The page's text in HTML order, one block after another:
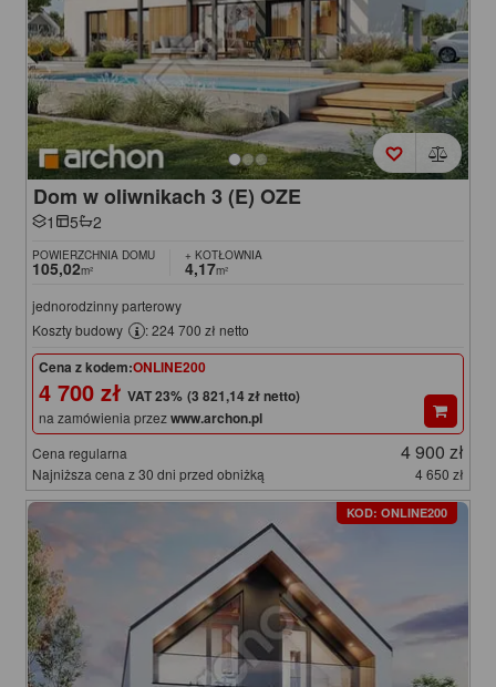
Dom w oliwnikach 3 (E) OZE
1 5 2
POWIERZCHNIA DOMU
105,02m²
+ KOTŁOWNIA
4,17m²
jednorodzinny parterowy
Koszty budowy
: 224 700 zł netto
Cena z kodem:ONLINE200
4 700 zł (3 821,14 zł netto)
na zamówienia przezwww.archon.pl
Cena regularna 4 900 zł
Najniższa cena z 30 dni przed obniżką 4 650 zł
KOD: ONLINE200